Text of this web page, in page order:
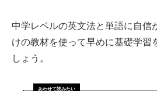
中学レベルの英文法と単語に自信
けの教材を使って早めに基礎学習
しょう。